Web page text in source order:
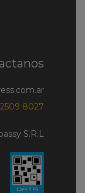
2509 8027
S.R.L